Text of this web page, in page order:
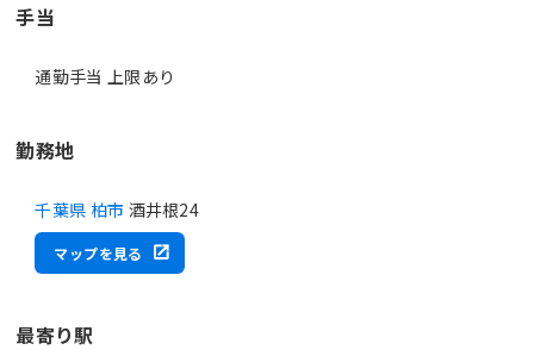
手当
通勤手当 上限あり
勤務地
千葉県 柏市 酒井根24
マップを見る
最寄り駅